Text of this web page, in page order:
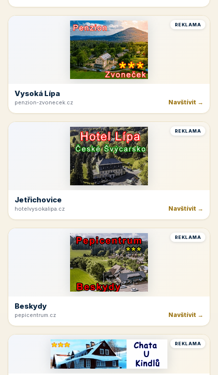
REKLAMA
Vysoká Lípa
penzion-zvonecek.cz Navštívit →
REKLAMA
Jetřichovice
hotelvysokalipa.cz Navštívit →
REKLAMA
Beskydy
pepicentrum.cz Navštívit →
REKLAMA